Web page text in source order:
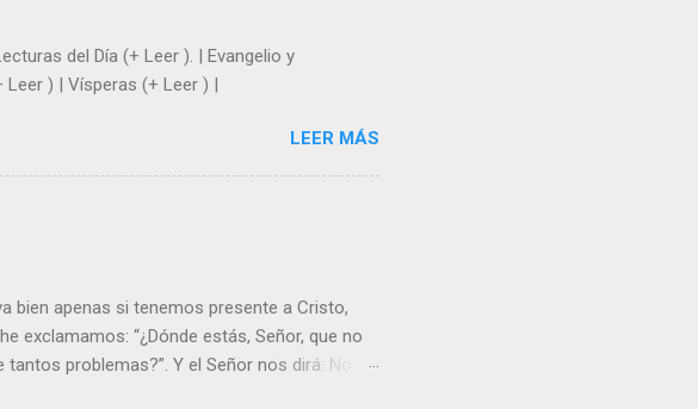
del Día (+ Leer ). | Evangelio y
) | Vísperas (+ Leer ) |
LEER MÁS
bien apenas si tenemos presente a Cristo,
exclamamos: “¿Dónde estás, Señor, que no
problemas?”. Y el Señor nos dirá: No